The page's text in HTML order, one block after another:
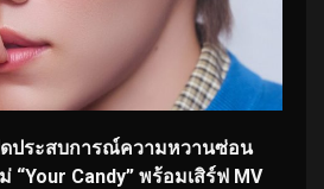
ดประสบการณ์ความหวานซ่อน
“Your Candy” พร้อมเสิร์ฟ MV